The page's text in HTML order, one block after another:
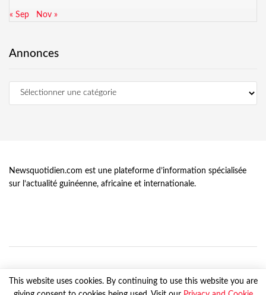
« Sep Nov »
Annonces
Newsquotidien.com est une plateforme d’information spécialisée
sur l’actualité guinéenne, africaine et internationale.
This website uses cookies. By continuing to use this website you are